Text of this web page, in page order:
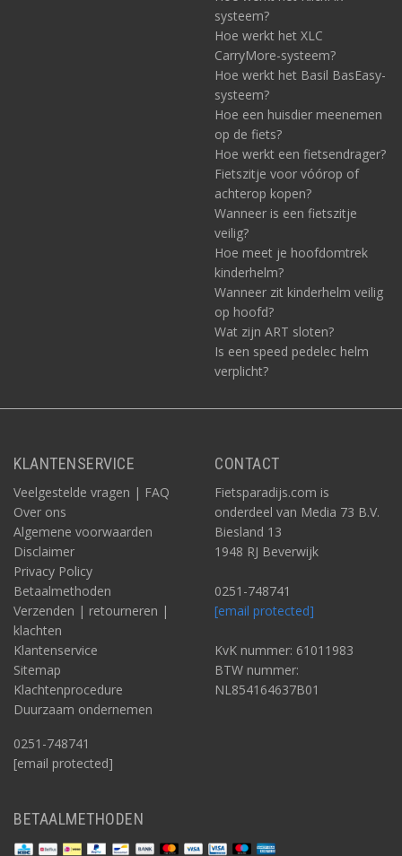
systeem?
Hoe werkt het XLC
CarryMore-systeem?
Hoe werkt het Basil BasEasy-
systeem?
Hoe een huisdier meenemen
op de fiets?
Hoe werkt een fietsendrager?
Fietszitje voor vóórop of
achterop kopen?
Wanneer is een fietszitje
veilig?
Hoe meet je hoofdomtrek
kinderhelm?
Wanneer zit kinderhelm veilig
op hoofd?
Wat zijn ART sloten?
Is een speed pedelec helm
verplicht?
KLANTENSERVICE
Veelgestelde vragen | FAQ
Over ons
Algemene voorwaarden
Disclaimer
Privacy Policy
Betaalmethoden
Verzenden | retourneren |
klachten
Klantenservice
Sitemap
Klachtenprocedure
Duurzaam ondernemen
0251-748741
[email protected]
CONTACT
Fietsparadijs.com is
onderdeel van Media 73 B.V.
Biesland 13
1948 RJ Beverwijk
0251-748741
[email protected]
KvK nummer: 61011983
BTW nummer:
NL854164637B01
BETAALMETHODEN